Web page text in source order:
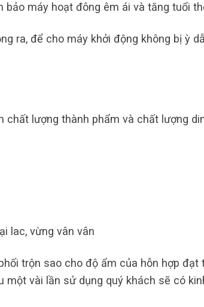
bảo máy hoạt đông êm ái và tăng tuổi
ra, để cho máy khởi động không bị ỳ
lượng thành phẩm và chất lượng
lac, vừng vân vân
trộn sao cho độ ẩm của hỗn hợp đạt
một vài lần sử dụng quý khách sẽ có